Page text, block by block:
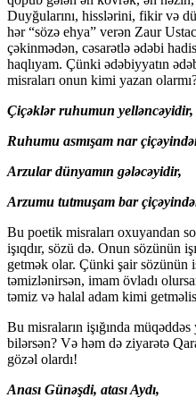
Duyğularını, hisslərini, fikir və
hər “sözə ehya” verən Zaur
çəkinmədən, cəsarətlə ədəbi
haqlıyam. Çünki ədəbiyyatın
misraları onun kimi yazan
Çiçəklər ruhumun yelləncəyidir,
Ruhumu asmışam nar
Arzular dünyamın gələcəyidir,
Arzumu tutmuşam bar
Bu poetik misraları oxuyandan
işıqdır, sözü də. Onun sözünün
getmək olar. Çünki şair sözünün
təmizlənirsən, imam övladı
təmiz və halal adam kimi
Bu misraların işığında
bilərsən? Və həm də ziyarətə
gözəl olardı!
Anası Günəşdi, atası Aydı,